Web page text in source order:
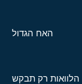
האח הגדול
הלוואות רק תבקש